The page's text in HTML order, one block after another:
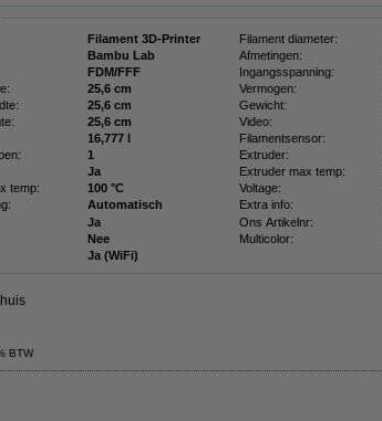
Filament 3D-Printer Filament diameter:
Bambu Lab Afmetingen:
FDM/FFF Ingangsspanning:
25,6 cm Vermogen:
25,6 cm Gewicht:
25,6 cm Video:
16,777 l Filamentsensor:
1 Extruder:
Ja Extruder max temp:
temp:
100 °C Voltage:
Automatisch Extra info:
Ja Ons Artikelnr:
Nee Multicolor:
Ja (WiFi)
BTW